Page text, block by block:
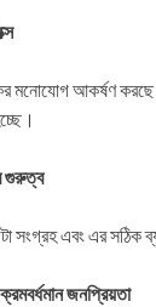
মনোযোগ আকর্ষণ করছে
গুরুত্ব
সংগ্রহ এবং এর সঠিক
জনপ্রিয়তা